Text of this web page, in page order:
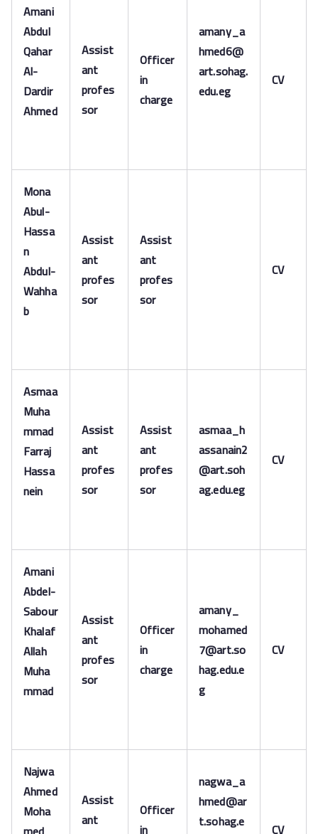
Amani
Abdul
Qahar
Al-
Dardir
Ahmed
Assist
ant
profes
sor
Officer
in
charge
amany_a
hmed6@
art.sohag.
edu.eg
CV
Mona
Abul-
Hassa
n
Abdul-
Wahha
b
Assist
ant
profes
sor
Assist
ant
profes
sor
CV
Asmaa
Muha
mmad
Farraj
Hassa
nein
Assist
ant
profes
sor
Assist
ant
profes
sor
asmaa_h
assanain2
@art.soh
ag.edu.eg
CV
Amani
Abdel-
Sabour
Khalaf
Allah
Muha
mmad
Assist
ant
profes
sor
Officer
in
charge
amany_
mohamed
7@art.so
hag.edu.e
g
CV
Najwa
Ahmed
Moha
Assist
ant
Officer
in
nagwa_a
hmed@ar
t.sohag.e
CV